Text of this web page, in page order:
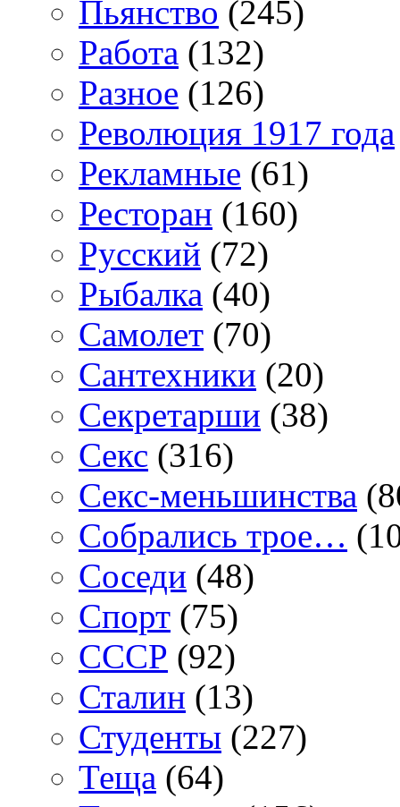
Пьянство (245)
Работа (132)
Разное (126)
Революция 1917 года
Рекламные (61)
Ресторан (160)
Русский (72)
Рыбалка (40)
Самолет (70)
Сантехники (20)
Секретарши (38)
Секс (316)
Секс-меньшинства
Собрались трое…
Соседи (48)
Спорт (75)
СССР (92)
Сталин (13)
Студенты (227)
Теща (64)